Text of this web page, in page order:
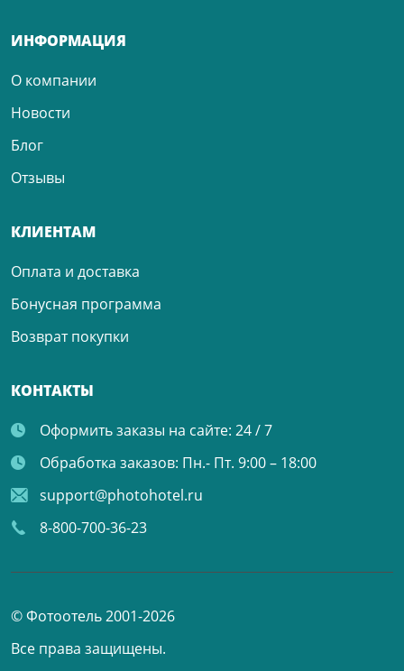
ИНФОРМАЦИЯ
О компании
Новости
Блог
Отзывы
КЛИЕНТАМ
Оплата и доставка
Бонусная программа
Возврат покупки
КОНТАКТЫ
Оформить заказы на сайте: 24 / 7
Обработка заказов: Пн.- Пт. 9:00 – 18:00
support@photohotel.ru
8-800-700-36-23
© Фотоотель 2001-2026
Все права защищены.